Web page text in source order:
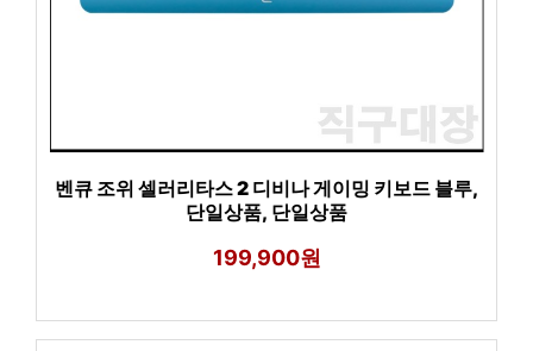
벤큐 조위 셀러리타스 2 디비나 게이밍 키보드 블루,
단일상품, 단일상품
199,900원